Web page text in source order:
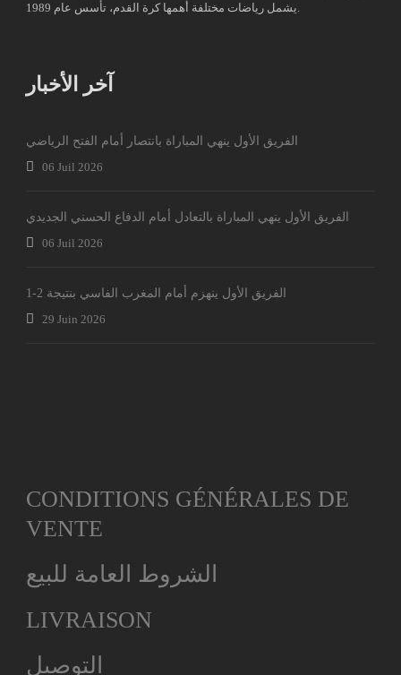
يشمل رياضات مختلفة أهمها كرة القدم، تأسس عام 1989.
آخر الأخبار
الفريق الأول ينهي المباراة بانتصار أمام الفتح الرياضي
06 Juil 2026
الفريق الأول ينهي المباراة بالتعادل أمام الدفاع الحسني الجديدي
06 Juil 2026
الفريق الأول ينهزم أمام المغرب الفاسي بنتيجة 2-1
29 Juin 2026
CONDITIONS GÉNÉRALES DE
VENTE
الشروط العامة للبيع
LIVRAISON
التوصيل